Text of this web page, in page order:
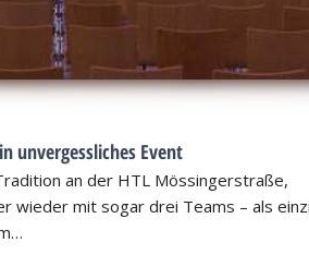
unvergessliches Event
an der HTL Mössingerstraße,
wieder mit sogar drei Teams – als